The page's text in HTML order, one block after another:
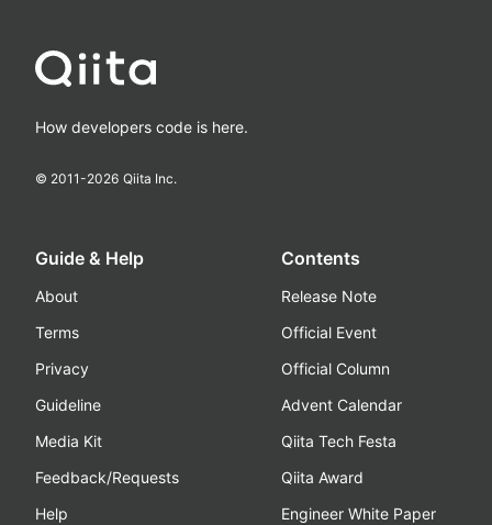
How developers code is here.
© 2011-2026 Qiita Inc.
Guide & Help
About
Terms
Privacy
Guideline
Media Kit
Feedback/Requests
Help
Contents
Release Note
Official Event
Official Column
Advent Calendar
Qiita Tech Festa
Qiita Award
Engineer White Paper